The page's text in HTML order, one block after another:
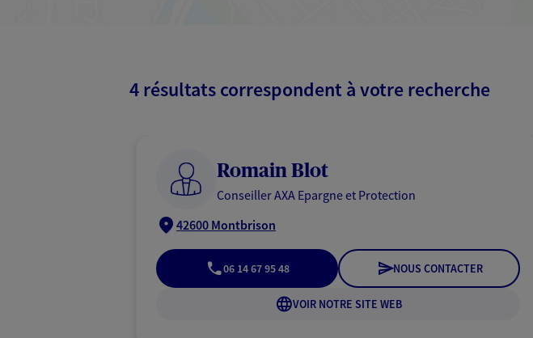
4 résultats correspondent à votre recherche
Romain Blot
Conseiller AXA Epargne et Protection
42600 Montbrison
06 14 67 95 48 NOUS CONTACTER
VOIR NOTRE SITE WEB